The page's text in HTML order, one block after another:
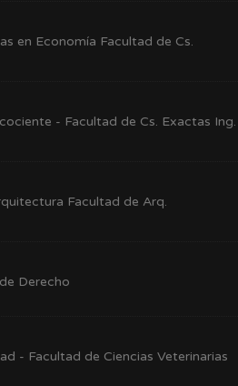
en Economía Facultad de Cs.
- Facultad de Cs. Exactas Ing.
Facultad de Arq.
Derecho
- Facultad de Ciencias Veterinarias